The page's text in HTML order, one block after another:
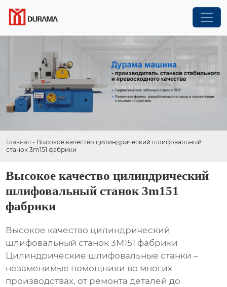
Главная - Высокое качество цилиндрический шлифовальный
станок 3m151 фабрики
Высокое качество цилиндрический
шлифовальный станок 3m151
фабрики
Высокое качество цилиндрический
шлифовальный станок 3М151 фабрики
Цилиндрические шлифовальные станки –
незаменимые помощники во многих
производствах, от ремонта деталей до